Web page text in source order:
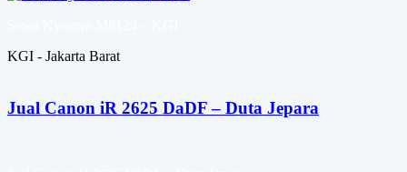
KGI - Jakarta Barat
Jual Canon iR 2625 DaDF – Duta Jepara